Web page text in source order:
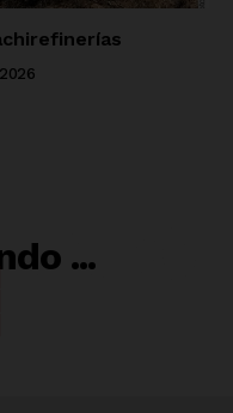
...